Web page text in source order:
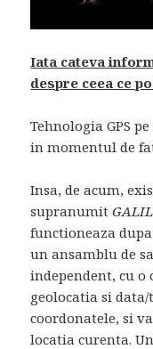
Iata cateva
despre ceea ce
Tehnologia GPS
in momentul de
Insa, de acum,
supranumit
functioneaza
un ansamblu de
independent, cu
geolocatia si
coordonatele, si
locatia curenta.